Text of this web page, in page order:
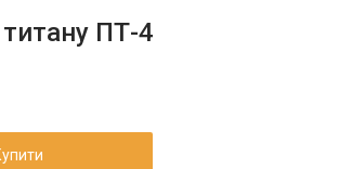
ПТ-4